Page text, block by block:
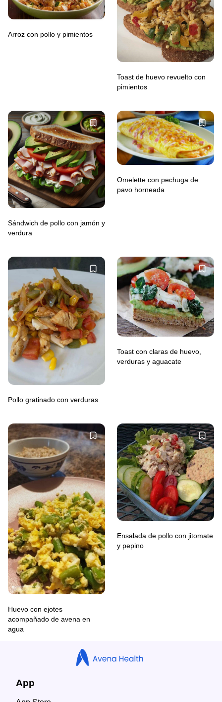
Arroz con pollo y pimientos
Toast de huevo revuelto con
pimientos
Sándwich de pollo con jamón y
verdura
Omelette con pechuga de
pavo horneada
Pollo gratinado con verduras
Toast con claras de huevo,
verduras y aguacate
Huevo con ejotes
acompañado de avena en
agua
Ensalada de pollo con jitomate
y pepino
App